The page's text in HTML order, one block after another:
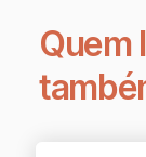
Quem